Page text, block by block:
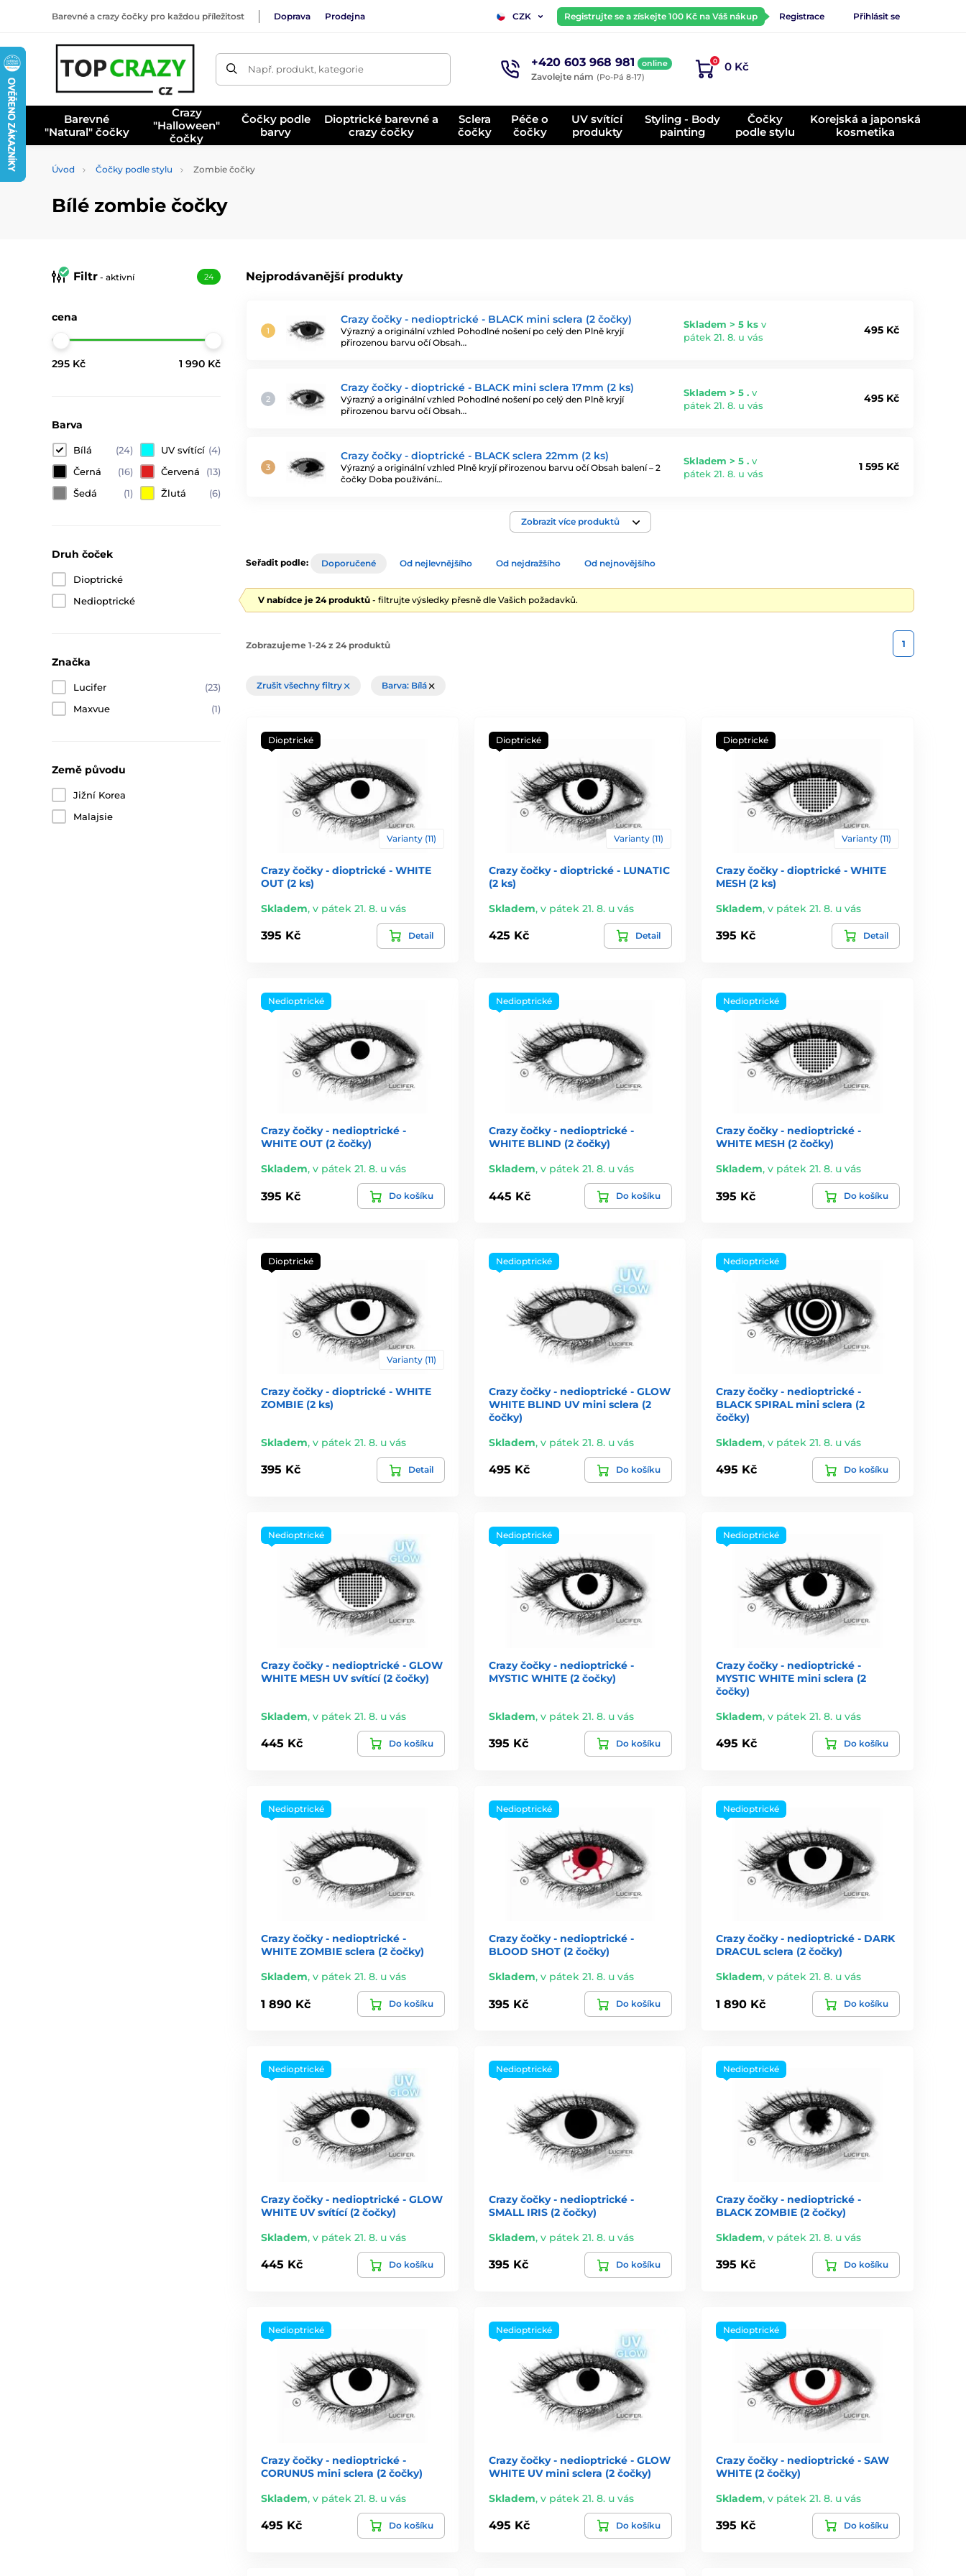
Barevné a crazy čočky pro každou příležitost Doprava Prodejna CZK Registrujte se a získejte 100 Kč na Váš nákup Registrace Přihlásit se
Např. produkt, kategorie +420 603 968 981 online
Zavolejte nám (Po-Pá 8-17)
0 0 Kč
Barevné
"Natural" čočky
Crazy
"Halloween"
čočky
Čočky podle
barvy
Dioptrické barevné a
crazy čočky
Sclera
čočky
Péče o
čočky
UV svítící
produkty
Styling - Body
painting
Čočky
podle stylu
Korejská a japonská
kosmetika
Úvod Čočky podle stylu Zombie čočky
Bílé zombie čočky
Nejprodávanější produkty
Crazy čočky - nedioptrické - BLACK mini sclera (2 čočky)
Výrazný a originální vzhled Pohodlné nošení po celý den Plně kryjí
přirozenou barvu očí Obsah…
Skladem > 5 ks v
pátek 21. 8. u vás
495 Kč
Crazy čočky - dioptrické - BLACK mini sclera 17mm (2 ks)
Výrazný a originální vzhled Pohodlné nošení po celý den Plně kryjí
přirozenou barvu očí Obsah…
Skladem > 5 . v
pátek 21. 8. u vás
495 Kč
Crazy čočky - dioptrické - BLACK sclera 22mm (2 ks)
Výrazný a originální vzhled Plně kryjí přirozenou barvu očí Obsah balení – 2
čočky Doba používání…
Skladem > 5 . v
pátek 21. 8. u vás
1 595 Kč
Zobrazit více produktů
Filtr - aktivní 24
cena
295 Kč 1 990 Kč
Barva
Bílá (24) UV svítící (4)
Černá
(16) Červená
(13)
Šedá
(1) Žlutá (6)
Druh čoček
Dioptrické
Nedioptrické
Značka
Lucifer
(23)
Maxvue
(1)
Země původu
Jižní Korea
Malajsie
Seřadit podle: Doporučené Od nejlevnějšího Od nejdražšího Od nejnovějšího
V nabídce je 24 produktů - filtrujte výsledky přesně dle Vašich požadavků.
Zobrazujeme 1-24 z 24 produktů 1
Zrušit všechny filtry Barva: Bílá
Dioptrické
Varianty (11)
Crazy čočky - dioptrické - WHITE
OUT (2 ks)
Skladem, v pátek 21. 8. u vás
395 Kč Detail
Dioptrické
Varianty (11)
Crazy čočky - dioptrické - LUNATIC
(2 ks)
Skladem, v pátek 21. 8. u vás
425 Kč Detail
Dioptrické
Varianty (11)
Crazy čočky - dioptrické - WHITE
MESH (2 ks)
Skladem,v pátek 21. 8. u vás
395 Kč Detail
Nedioptrické
Crazy čočky - nedioptrické -
WHITE OUT (2 čočky)
Skladem, v pátek 21. 8. u vás
395 Kč Do košíku
Nedioptrické
Crazy čočky - nedioptrické -
WHITE BLIND (2 čočky)
Skladem, v pátek 21. 8. u vás
445 Kč Do košíku
Nedioptrické
Crazy čočky - nedioptrické -
WHITE MESH (2 čočky)
Skladem,v pátek 21. 8. u vás
395 Kč Do košíku
Dioptrické
Varianty (11)
Crazy čočky - dioptrické - WHITE
ZOMBIE (2 ks)
Skladem, v pátek 21. 8. u vás
395 Kč Detail
Nedioptrické
Crazy čočky - nedioptrické - GLOW
WHITE BLIND UV mini sclera (2
čočky)
Skladem, v pátek 21. 8. u vás
495 Kč Do košíku
Nedioptrické
Crazy čočky - nedioptrické -
BLACK SPIRAL mini sclera (2
čočky)
Skladem,v pátek 21. 8. u vás
495 Kč Do košíku
Nedioptrické
Crazy čočky - nedioptrické - GLOW
WHITE MESH UV svítící (2 čočky)
Skladem, v pátek 21. 8. u vás
445 Kč Do košíku
Nedioptrické
Crazy čočky - nedioptrické -
MYSTIC WHITE (2 čočky)
Skladem, v pátek 21. 8. u vás
395 Kč Do košíku
Nedioptrické
Crazy čočky - nedioptrické -
MYSTIC WHITE mini sclera (2
čočky)
Skladem,v pátek 21. 8. u vás
495 Kč Do košíku
Nedioptrické
Crazy čočky - nedioptrické -
WHITE ZOMBIE sclera (2 čočky)
Skladem, v pátek 21. 8. u vás
1 890 Kč Do košíku
Nedioptrické
Crazy čočky - nedioptrické -
BLOOD SHOT (2 čočky)
Skladem, v pátek 21. 8. u vás
395 Kč Do košíku
Nedioptrické
Crazy čočky - nedioptrické - DARK
DRACUL sclera (2 čočky)
Skladem,v pátek 21. 8. u vás
1 890 Kč Do košíku
Nedioptrické
Crazy čočky - nedioptrické - GLOW
WHITE UV svítící (2 čočky)
Skladem, v pátek 21. 8. u vás
445 Kč Do košíku
Nedioptrické
Crazy čočky - nedioptrické -
SMALL IRIS (2 čočky)
Skladem, v pátek 21. 8. u vás
395 Kč Do košíku
Nedioptrické
Crazy čočky - nedioptrické -
BLACK ZOMBIE (2 čočky)
Skladem,v pátek 21. 8. u vás
395 Kč Do košíku
Nedioptrické
Crazy čočky - nedioptrické -
CORUNUS mini sclera (2 čočky)
Skladem, v pátek 21. 8. u vás
495 Kč Do košíku
Nedioptrické
Crazy čočky - nedioptrické - GLOW
WHITE UV mini sclera (2 čočky)
Skladem, v pátek 21. 8. u vás
495 Kč Do košíku
Nedioptrické
Crazy čočky - nedioptrické - SAW
WHITE (2 čočky)
Skladem,v pátek 21. 8. u vás
395 Kč Do košíku